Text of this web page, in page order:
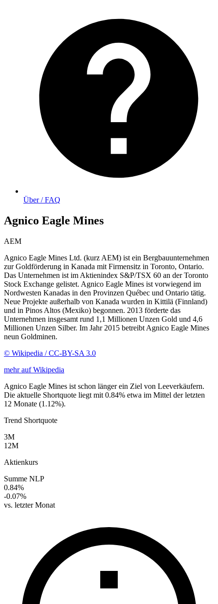
Über / FAQ
Agnico Eagle Mines
AEM
Agnico Eagle Mines Ltd. (kurz AEM) ist ein Bergbauunternehmen
zur Goldförderung in Kanada mit Firmensitz in Toronto, Ontario.
Das Unternehmen ist im Aktienindex S&P/TSX 60 an der Toronto
Stock Exchange gelistet. Agnico Eagle Mines ist vorwiegend im
Nordwesten Kanadas in den Provinzen Québec und Ontario tätig.
Neue Projekte außerhalb von Kanada wurden in Kittilä (Finnland)
und in Pinos Altos (Mexiko) begonnen. 2013 förderte das
Unternehmen insgesamt rund 1,1 Millionen Unzen Gold und 4,6
Millionen Unzen Silber. Im Jahr 2015 betreibt Agnico Eagle Mines
neun Goldminen.
© Wikipedia / CC-BY-SA 3.0
mehr auf Wikipedia
Agnico Eagle Mines ist schon länger ein Ziel von Leeverkäufern.
Die aktuelle Shortquote liegt mit 0.84% etwa im Mittel der letzten
12 Monate (1.12%).
Trend Shortquote
3M
12M
Aktienkurs
Summe NLP
0.84%
-0.07%
vs. letzter Monat